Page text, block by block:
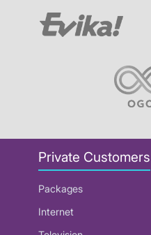
Private Customers
Packages
Internet